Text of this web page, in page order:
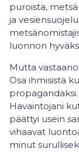
puroista,
ja
luonnon
Mutta
Osa ihmisistä
Havaintojani
päättyi usein
vihaavat
minut